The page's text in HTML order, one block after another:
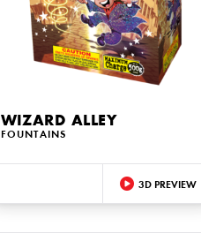
WIZARD ALLEY
FOUNTAINS
3D PREVIEW